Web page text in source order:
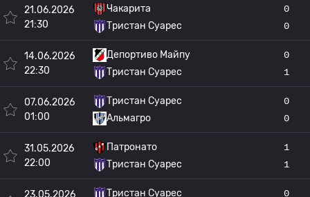
21.06.2026
21:30
Чакарита
Тристан Суарес
0
0
14.06.2026
22:30
Депортиво Майпу
Тристан Суарес
0
1
07.06.2026
01:00
Тристан Суарес
Альмагро
0
0
31.05.2026
22:00
Патронато
Тристан Суарес
1
1
23.05.2026
Тристан Суарес
0